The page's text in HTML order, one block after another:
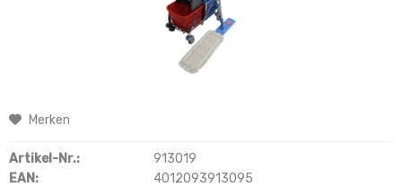
Merken
Artikel-Nr.:
913019
EAN:
4012093913095